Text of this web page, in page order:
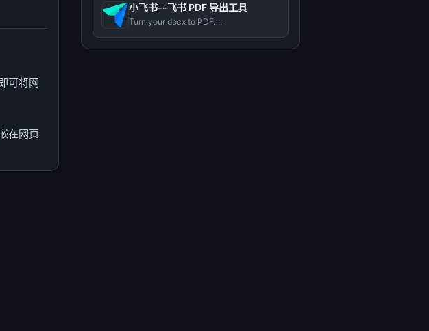
可将网
在网页
小飞书--飞书 PDF 导出工具
Turn your docx to PDF....